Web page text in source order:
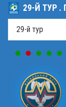
29-Й ТУР .